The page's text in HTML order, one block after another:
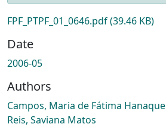
FPF_PTPF_01_0646.pdf(39.46 KB)
Date
2006-05
Authors
Campos, Maria de Fátima Hanaque
Reis, Saviana Matos